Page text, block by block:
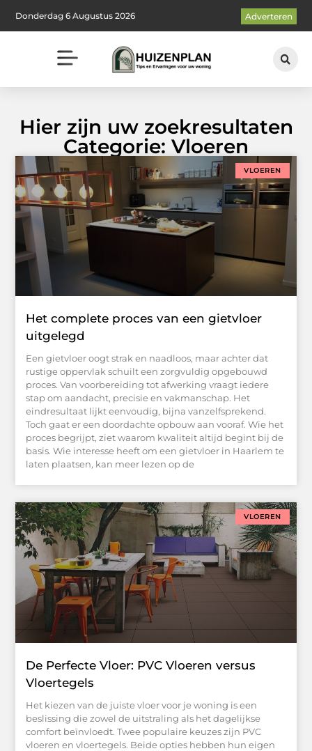
Donderdag 6 Augustus 2026 Adverteren
Hier zijn uw zoekresultaten
Categorie: Vloeren
VLOEREN
Het complete proces van een gietvloer
uitgelegd
Een gietvloer oogt strak en naadloos, maar achter dat
rustige oppervlak schuilt een zorgvuldig opgebouwd
proces. Van voorbereiding tot afwerking vraagt iedere
stap om aandacht, precisie en vakmanschap. Het
eindresultaat lijkt eenvoudig, bijna vanzelfsprekend.
Toch gaat er een doordachte opbouw aan vooraf. Wie het
proces begrijpt, ziet waarom kwaliteit altijd begint bij de
basis. Wie interesse heeft om een gietvloer in Haarlem te
laten plaatsen, kan meer lezen op de
VLOEREN
De Perfecte Vloer: PVC Vloeren versus
Vloertegels
Het kiezen van de juiste vloer voor je woning is een
beslissing die zowel de uitstraling als het dagelijkse
comfort beïnvloedt. Twee populaire keuzes zijn PVC
vloeren en vloertegels. Beide opties hebben hun eigen